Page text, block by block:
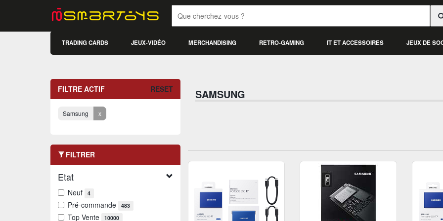
TRADING CARDS JEUX-VIDÉO MERCHANDISING RETRO-GAMING IT ET ACCESSOIRES JEUX DE
FILTRE ACTIF RESET
Samsung x
FILTRER
Etat
Neuf 4
Pré-commande 483
Top Vente 10000
SAMSUNG